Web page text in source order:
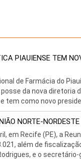
PIAUIENSE TEM
de Farmácia do
da nova diretoria
tem como novo
NORTE-NORDESTE
em Recife (PE), a
além de
e o secretário-